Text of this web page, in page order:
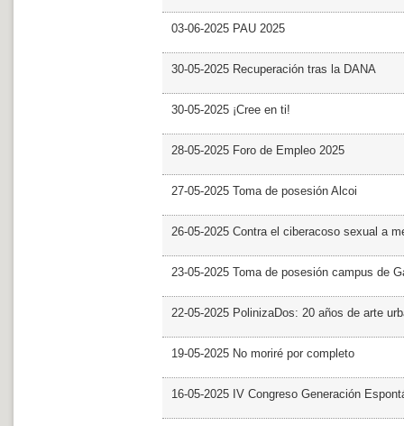
03-06-2025 PAU 2025
30-05-2025 Recuperación tras la DANA
30-05-2025 ¡Cree en ti!
28-05-2025 Foro de Empleo 2025
27-05-2025 Toma de posesión Alcoi
26-05-2025 Contra el ciberacoso sexual a
23-05-2025 Toma de posesión campus de
22-05-2025 PolinizaDos: 20 años de arte
19-05-2025 No moriré por completo
16-05-2025 IV Congreso Generación